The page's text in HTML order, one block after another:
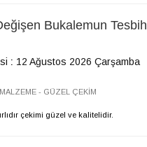
Bukalemun Tesbih
: 12 Ağustos 2026 Çarşamba
- GÜZEL ÇEKİM
çekimi güzel ve kalitelidir.